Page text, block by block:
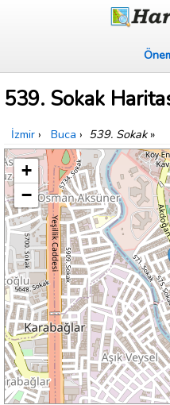
539. Sokak
İzmir › Buca › 539. Sokak»
+
−